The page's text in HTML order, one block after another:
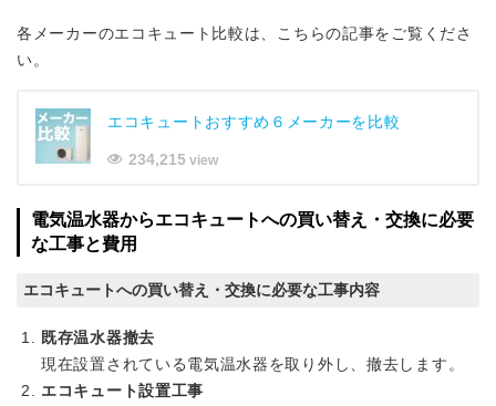
各メーカーのエコキュート比較は、こちらの記事をご覧くださ
い。
エコキュートおすすめ６メーカーを比較
234,215 view
電気温水器からエコキュートへの買い替え・交換に必要
な工事と費用
エコキュートへの買い替え・交換に必要な工事内容
既存温水器撤去
現在設置されている電気温水器を取り外し、撤去します。
エコキュート設置工事